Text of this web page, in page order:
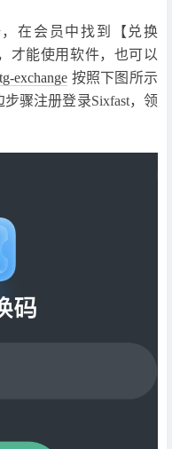
在会员中找到【兑换
才能使用软件，也可以
exchange 按照下图所示
骤注册登录Sixfast，领